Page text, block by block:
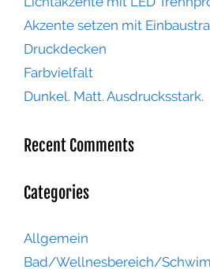
Akzente setzen mit
Druckdecken
Farbvielfalt
Dunkel. Matt. Ausdrucksstark.
Recent Comments
Categories
Allgemein
Bad/Wellnesbereich/